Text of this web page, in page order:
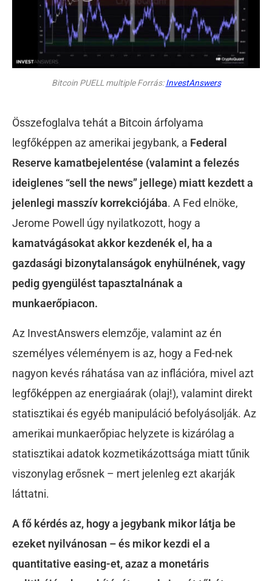
Bitcoin PUELL multiple Forrás:InvestAnswers
Összefoglalva tehát a Bitcoin árfolyama
legfőképpen az amerikai jegybank, a Federal
Reserve kamatbejelentése (valamint a felezés
ideiglenes “sell the news” jellege) miatt kezdett a
jelenlegi masszív korrekciójába. A Fed elnöke,
Jerome Powell úgy nyilatkozott, hogy a
kamatvágásokat akkor kezdenék el, ha a
gazdasági bizonytalanságok enyhülnének, vagy
pedig gyengülést tapasztalnának a
munkaerőpiacon.
Az InvestAnswers elemzője, valamint az én
személyes véleményem is az, hogy a Fed-nek
nagyon kevés ráhatása van az inflációra, mivel azt
legfőképpen az energiaárak (olaj!), valamint direkt
statisztikai és egyéb manipuláció befolyásolják. Az
amerikai munkaerőpiac helyzete is kizárólag a
statisztikai adatok kozmetikázottsága miatt tűnik
viszonylag erősnek – mert jelenleg ezt akarják
láttatni.
A fő kérdés az, hogy a jegybank mikor látja be
ezeket nyilvánosan – és mikor kezdi el a
quantitative easing-et, azaz a monetáris